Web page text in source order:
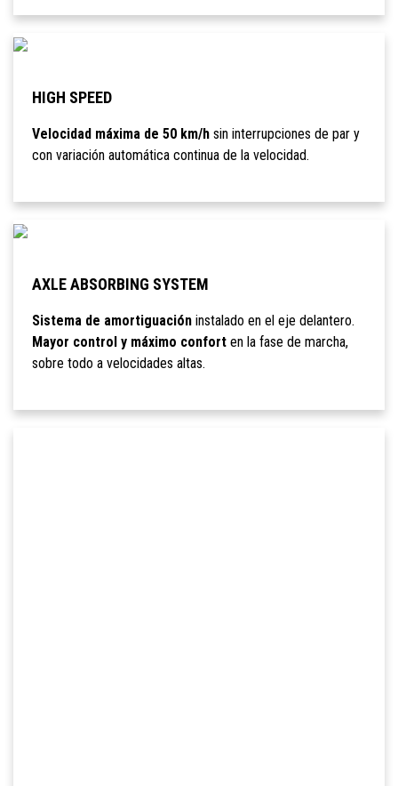
HIGH SPEED
Velocidad máxima de 50 km/hsin interrupciones de par y
con variación automática continua de la velocidad.
AXLE ABSORBING SYSTEM
Sistema de amortiguacióninstalado en el eje delantero.
Mayor control y máximo conforten la fase de marcha,
sobre todo a velocidades altas.